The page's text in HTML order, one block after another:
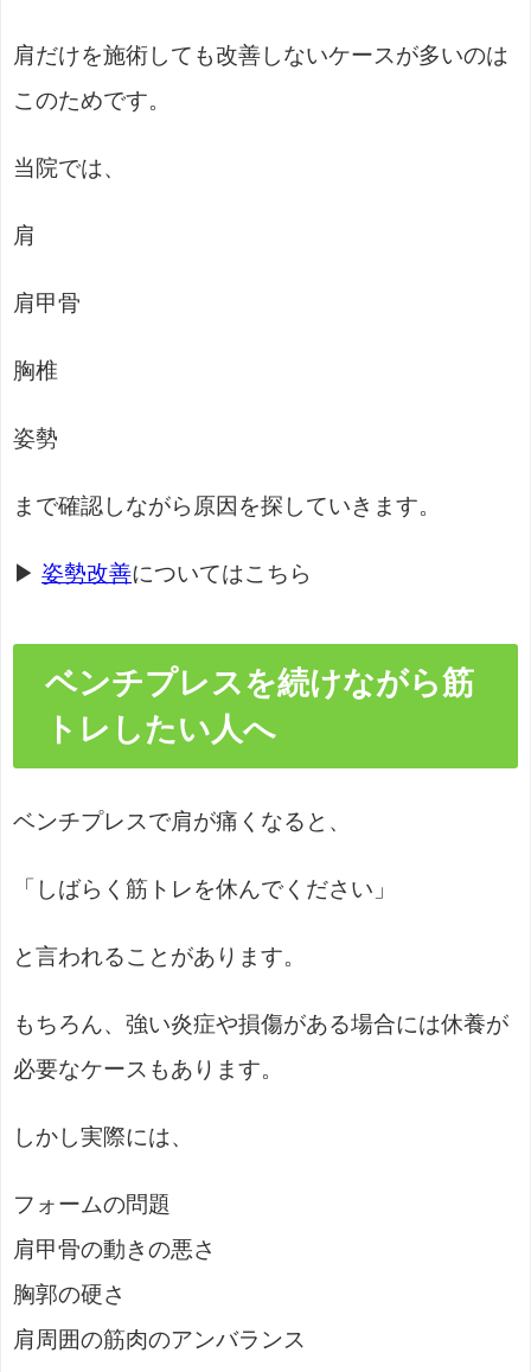
肩だけを施術しても改善しないケースが多いのは
このためです。
当院では、
肩
肩甲骨
胸椎
姿勢
まで確認しながら原因を探していきます。
▶ 姿勢改善についてはこちら
ベンチプレスを続けながら筋
トレしたい人へ
ベンチプレスで肩が痛くなると、
「しばらく筋トレを休んでください」
と言われることがあります。
もちろん、強い炎症や損傷がある場合には休養が
必要なケースもあります。
しかし実際には、
フォームの問題
肩甲骨の動きの悪さ
胸郭の硬さ
肩周囲の筋肉のアンバランス